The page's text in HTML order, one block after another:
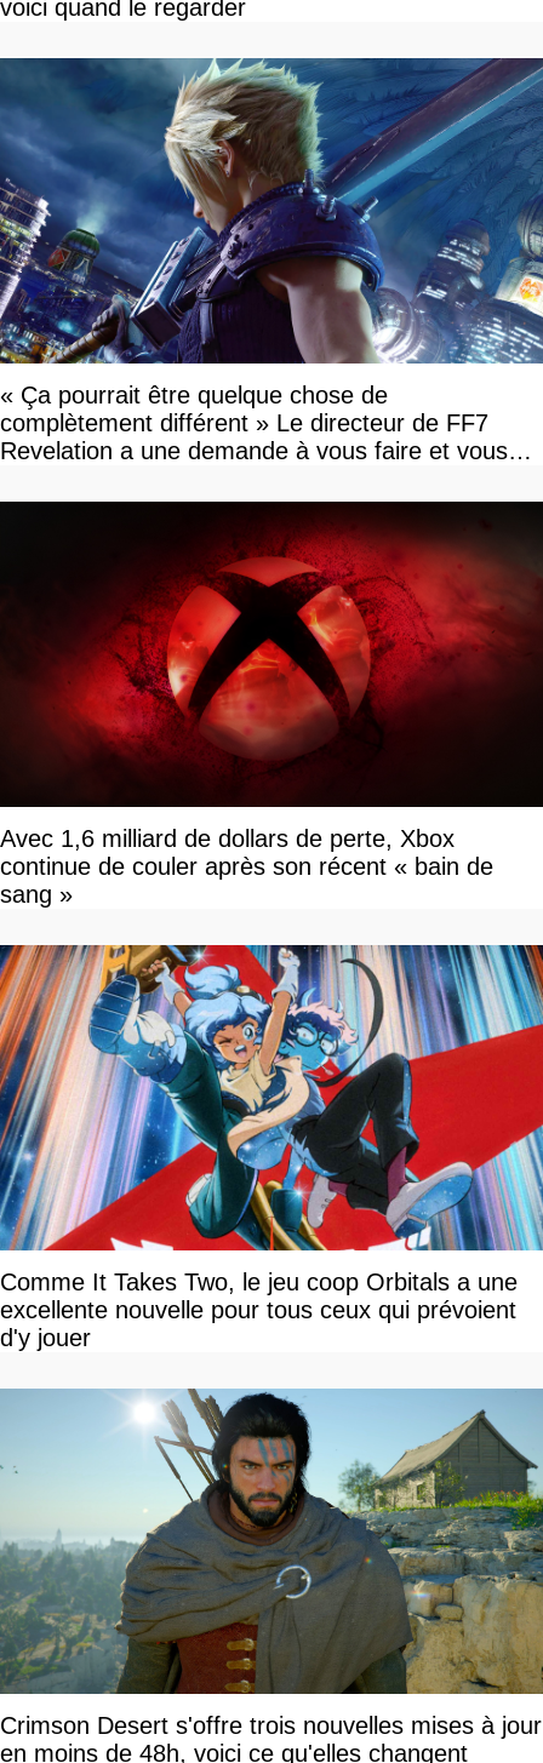
voici quand le regarder
« Ça pourrait être quelque chose de
complètement différent » Le directeur de FF7
Revelation a une demande à vous faire et vous
Avec 1,6 milliard de dollars de perte, Xbox
continue de couler après son récent « bain de
sang »
Comme It Takes Two, le jeu coop Orbitals a une
excellente nouvelle pour tous ceux qui prévoient
d'y jouer
Crimson Desert s'offre trois nouvelles mises à jour
en moins de 48h, voici ce qu'elles changent